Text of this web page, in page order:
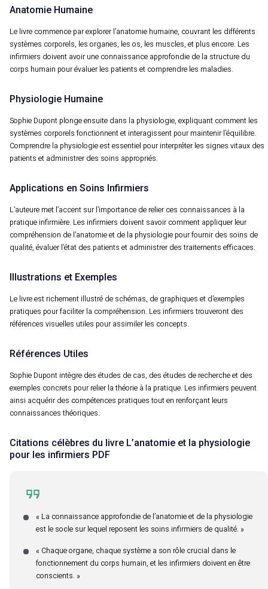
Anatomie Humaine
Le livre commence par explorer l’anatomie humaine, couvrant les différents
systèmes corporels, les organes, les os, les muscles, et plus encore. Les
infirmiers doivent avoir une connaissance approfondie de la structure du
corps humain pour évaluer les patients et comprendre les maladies.
Physiologie Humaine
Sophie Dupont plonge ensuite dans la physiologie, expliquant comment les
systèmes corporels fonctionnent et interagissent pour maintenir l’équilibre.
Comprendre la physiologie est essentiel pour interpréter les signes vitaux des
patients et administrer des soins appropriés.
Applications en Soins Infirmiers
L’auteure met l’accent sur l’importance de relier ces connaissances à la
pratique infirmière. Les infirmiers doivent savoir comment appliquer leur
compréhension de l’anatomie et de la physiologie pour fournir des soins de
qualité, évaluer l’état des patients et administrer des traitements efficaces.
Illustrations et Exemples
Le livre est richement illustré de schémas, de graphiques et d’exemples
pratiques pour faciliter la compréhension. Les infirmiers trouveront des
références visuelles utiles pour assimiler les concepts.
Références Utiles
Sophie Dupont intègre des études de cas, des études de recherche et des
exemples concrets pour relier la théorie à la pratique. Les infirmiers peuvent
ainsi acquérir des compétences pratiques tout en renforçant leurs
connaissances théoriques.
Citations célèbres du livre L’anatomie et la physiologie
pour les infirmiers PDF
« La connaissance approfondie de l’anatomie et de la physiologie
est le socle sur lequel reposent les soins infirmiers de qualité. »
« Chaque organe, chaque système a son rôle crucial dans le
fonctionnement du corps humain, et les infirmiers doivent en être
conscients. »